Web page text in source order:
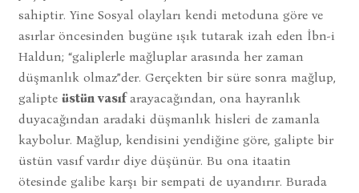
sahiptir. Yine Sosyal olayları kendi metoduna göre ve
asırlar öncesinden bugüne ışık tutarak izah eden İbn-i
Haldun; “galiplerle mağluplar arasında her zaman
düşmanlık olmaz”der. Gerçekten bir süre sonra mağlup,
galipte üstün vasıfarayacağından, ona hayranlık
duyacağından aradaki düşmanlık hisleri de zamanla
kaybolur. Mağlup, kendisini yendiğine göre, galipte bir
üstün vasıf vardır diye düşünür. Bu ona itaatin
ötesinde galibe karşı bir sempati de uyandırır. Burada